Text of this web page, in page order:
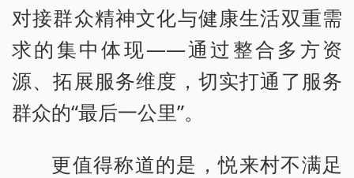
对接群众精神文化与健康生活双重需
求的集中体现——通过整合多方资
源、拓展服务维度，切实打通了服务
群众的“最后一公里”。
更值得称道的是，悦来村不满足